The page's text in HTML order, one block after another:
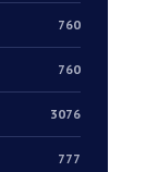
760
760
3076
777